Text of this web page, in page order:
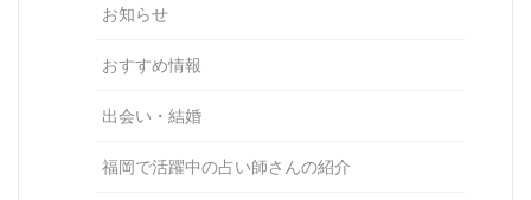
お知らせ
おすすめ情報
出会い・結婚
福岡で活躍中の占い師さんの紹介